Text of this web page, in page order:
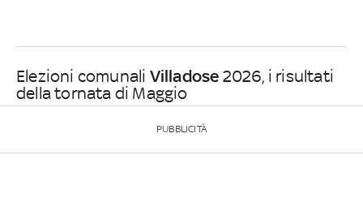
Elezioni comunali Villadose 2026, i risultati
della tornata di Maggio
PUBBLICITÀ